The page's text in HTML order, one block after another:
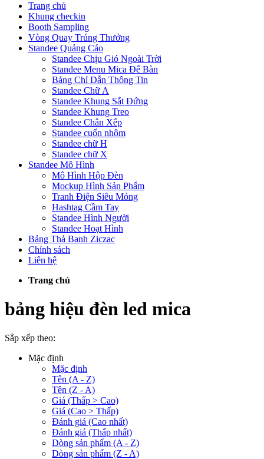
Trang chủ
Khung checkin
Booth Sampling
Vòng Quay Trúng Thưởng
Standee Quảng Cáo
Standee Chịu Gió Ngoài Trời
Standee Menu Mica Để Bàn
Bảng Chỉ Dẫn Thông Tin
Standee Chữ A
Standee Khung Sắt Đứng
Standee Khung Treo
Standee Chân Xếp
Standee cuốn nhôm
Standee chữ H
Standee chữ X
Standee Mô Hình
Mô Hình Hộp Đèn
Mockup Hình Sản Phẩm
Tranh Điện Siêu Mỏng
Hashtag Cầm Tay
Standee Hình Người
Standee Hoạt Hình
Bảng Thả Banh Ziczac
Chính sách
Liên hệ
Trang chủ
bảng hiệu đèn led mica
Sắp xếp theo:
Mặc định
Mặc định
Tên (A - Z)
Tên (Z - A)
Giá (Thấp > Cao)
Giá (Cao > Thấp)
Đánh giá (Cao nhất)
Đánh giá (Thấp nhất)
Dòng sản phẩm (A - Z)
Dòng sản phẩm (Z - A)